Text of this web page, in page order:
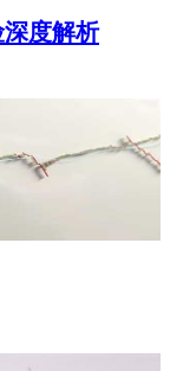
度解析